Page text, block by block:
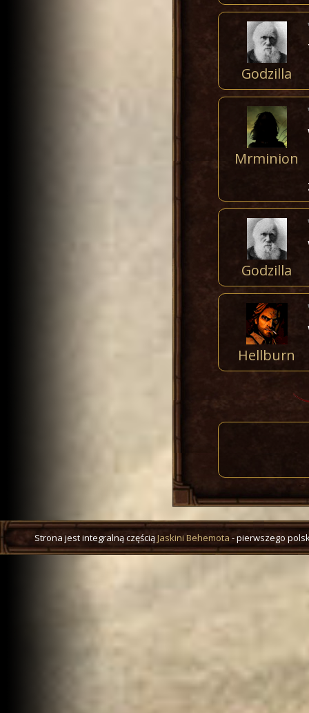
Godzilla
Mrminion
Godzilla
Hellburn
Strona jest integralną częściąJaskini Behemota - pierwszego